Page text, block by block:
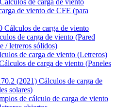
de carga de viento
de viento de CFE (para
Cálculos de carga de viento
de carga de viento (Pared
/ letreros sólidos)
de carga de viento (Letreros)
de carga de viento (Paneles
(2021) Cálculos de carga de
solares)
de cálculo de carga de viento